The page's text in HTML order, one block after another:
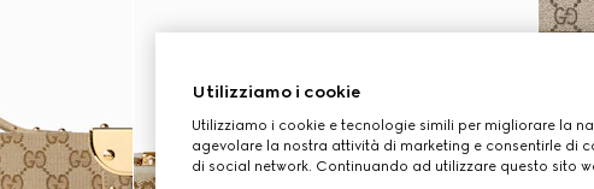
Utilizziamo i cookie
Utilizziamo i cookie e tecnologie simili per migliorare la
agevolare la nostra attività di marketing e consentirle di
di social network. Continuando ad utilizzare questo sito